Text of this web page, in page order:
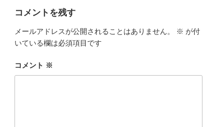
コメントを残す
メールアドレスが公開されることはありません。 ※ が付
いている欄は必須項目です
コメント ※